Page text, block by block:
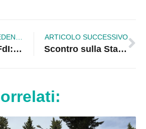
Amendolara, FdI: «Il Sindaco di Corigliano Rossano verifichi ciò che denuncia!»
ARTICOLO SUCCESSIVO
Scontro sulla Statale 106 a Fabrizio Grande: un morto e due feriti.